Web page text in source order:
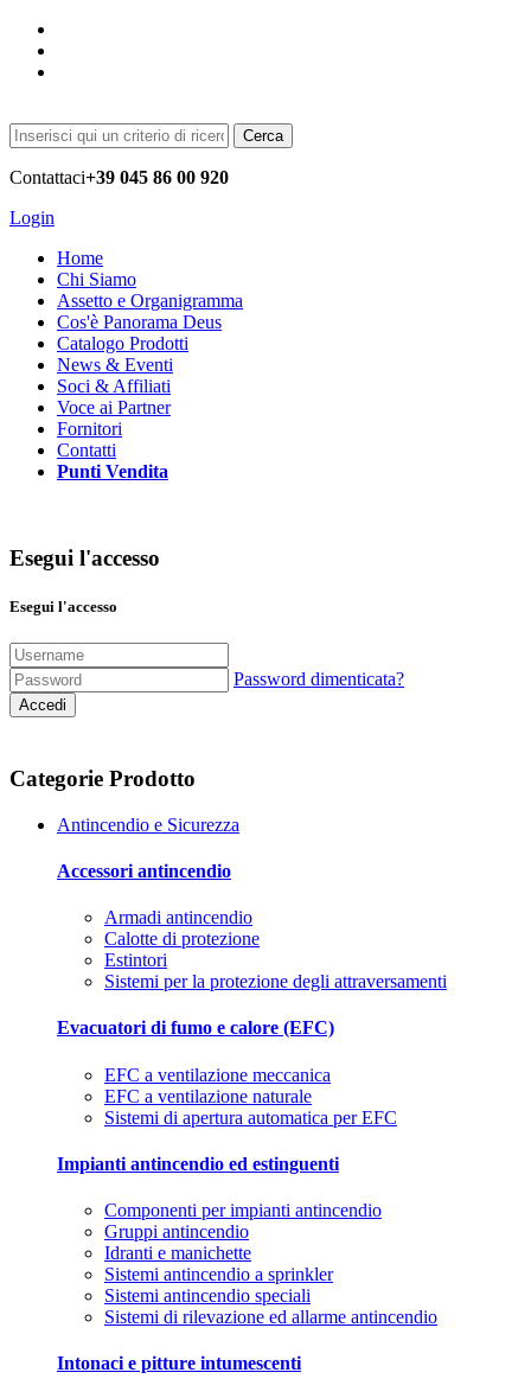
Cerca
Contattaci+39 045 86 00 920
Login
Home
Chi Siamo
Assetto e Organigramma
Cos'è Panorama Deus
Catalogo Prodotti
News & Eventi
Soci & Affiliati
Voce ai Partner
Fornitori
Contatti
Punti Vendita
Esegui l'accesso
Esegui l'accesso
Password dimenticata?
Accedi
Categorie Prodotto
Antincendio e Sicurezza
Accessori antincendio
Armadi antincendio
Calotte di protezione
Estintori
Sistemi per la protezione degli attraversamenti
Evacuatori di fumo e calore (EFC)
EFC a ventilazione meccanica
EFC a ventilazione naturale
Sistemi di apertura automatica per EFC
Impianti antincendio ed estinguenti
Componenti per impianti antincendio
Gruppi antincendio
Idranti e manichette
Sistemi antincendio a sprinkler
Sistemi antincendio speciali
Sistemi di rilevazione ed allarme antincendio
Intonaci e pitture intumescenti